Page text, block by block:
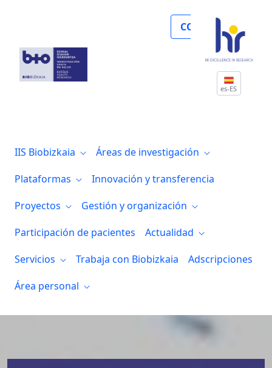
COLABORA
es-ES
IIS Biobizkaia
Áreas de investigación
Plataformas
Innovación y transferencia
Proyectos
Gestión y organización
Participación de pacientes
Actualidad
Servicios
Trabaja con Biobizkaia
Adscripciones
Área personal